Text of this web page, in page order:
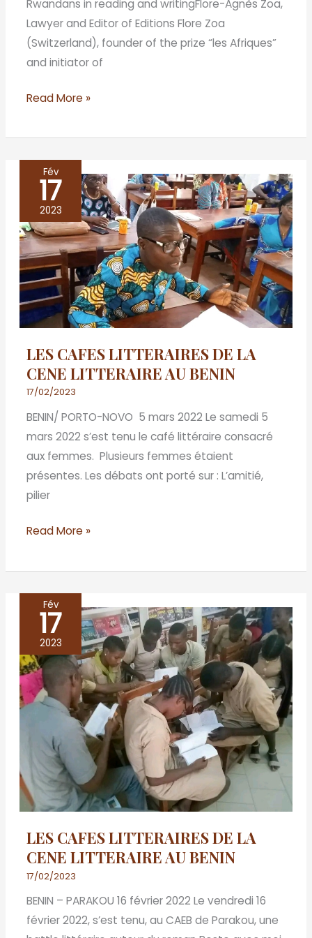
Rwandans in reading and writingFlore-Agnès Zoa,
Lawyer and Editor of Editions Flore Zoa
(Switzerland), founder of the prize “les Afriques”
and initiator of
Read More »
Fév
17
2023
LES CAFES LITTERAIRES DE LA
CENE LITTERAIRE AU BENIN
17/02/2023
BENIN/ PORTO-NOVO 5 mars 2022 Le samedi 5
mars 2022 s’est tenu le café littéraire consacré
aux femmes. Plusieurs femmes étaient
présentes. Les débats ont porté sur : L’amitié,
pilier
CAFES
LITTERAIRES
DE
LA
CENE
LITTERAIRE
AU
BENIN
Read More »
Fév
17
2023
LES CAFES LITTERAIRES DE LA
CENE LITTERAIRE AU BENIN
17/02/2023
BENIN – PARAKOU 16 février 2022 Le vendredi 16
février 2022, s’est tenu, au CAEB de Parakou, une
CAFES
LITTERAIRES
DE
LA
LITTERAIRE
BENIN